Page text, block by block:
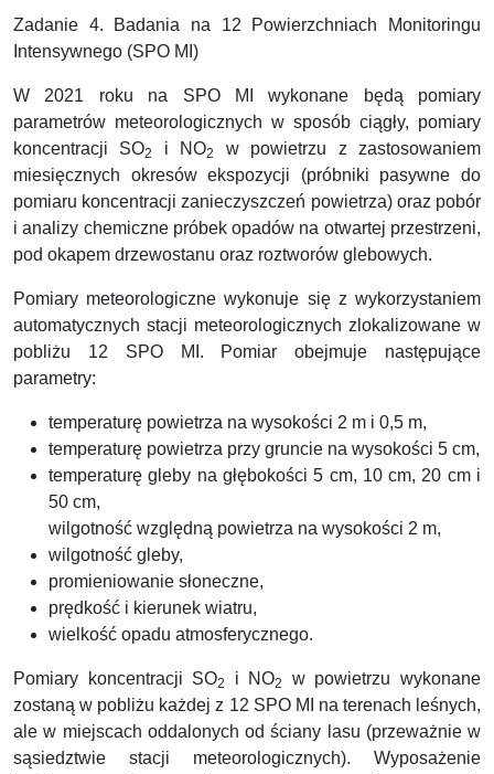
Zadanie 4. Badania na 12 Powierzchniach Monitoringu
Intensywnego (SPO MI)
W 2021 roku na SPO MI wykonane będą pomiary
parametrów meteorologicznych w sposób ciągły, pomiary
koncentracji SO2 i NO2
w powietrzu z zastosowaniem
miesięcznych okresów ekspozycji (próbniki pasywne do
pomiaru koncentracji zanieczyszczeń powietrza) oraz pobór
i analizy chemiczne próbek opadów na otwartej przestrzeni,
pod okapem drzewostanu oraz roztworów glebowych.
Pomiary meteorologiczne wykonuje się z wykorzystaniem
automatycznych stacji meteorologicznych zlokalizowane w
pobliżu 12 SPO MI. Pomiar obejmuje następujące
parametry:
temperaturę powietrza na wysokości 2 m i 0,5 m,
temperaturę powietrza przy gruncie na wysokości 5 cm,
temperaturę gleby na głębokości 5 cm, 10 cm, 20 cm i
50 cm,
wilgotność względną powietrza na wysokości 2 m,
wilgotność gleby,
promieniowanie słoneczne,
prędkość i kierunek wiatru,
wielkość opadu atmosferycznego.
Pomiary koncentracji SO2 i NO2
w powietrzu wykonane
zostaną w pobliżu każdej z 12 SPO MI na terenach leśnych,
ale w miejscach oddalonych od ściany lasu (przeważnie w
sąsiedztwie stacji meteorologicznych). Wyposażenie